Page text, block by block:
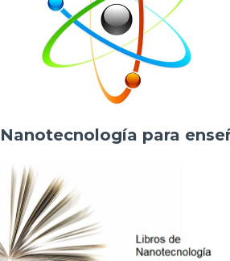
Nanotecnología para